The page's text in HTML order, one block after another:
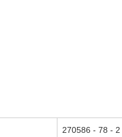
270586 - 78 - 2